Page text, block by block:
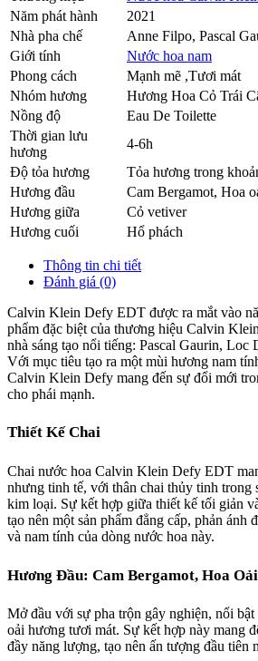
Năm phát hành
2021
Nhà pha chế
Anne Filpo, Pascal
Giới tính
Nước hoa nam
Phong cách
Mạnh mẽ ,Tươi mát
Nhóm hương
Hương Hoa Cỏ Trái
Nồng độ
Eau De Toilette
Thời gian lưu
hương
4-6h
Độ tỏa hương
Tỏa hương trong
Hương đầu
Cam Bergamot, Hoa
Hương giữa
Cỏ vetiver
Hương cuối
Hổ phách
Thông tin chi tiết
Đánh giá (0)
Calvin Klein Defy EDT được ra mắt vào
phẩm đặc biệt của thương hiệu Calvin
nhà sáng tạo nổi tiếng: Pascal Gaurin, Loc
Với mục tiêu tạo ra một mùi hương nam
Calvin Klein Defy mang đến sự đổi mới
cho phái mạnh.
Thiết Kế Chai
Chai nước hoa Calvin Klein Defy EDT
nhưng tinh tế, với thân chai thủy tinh trong
kim loại. Sự kết hợp giữa thiết kế tối giản
tạo nên một sản phẩm đẳng cấp, phản ánh
và nam tính của dòng nước hoa này.
Hương Đầu: Cam Bergamot, Hoa
Mở đầu với sự pha trộn gây nghiện, nổi bật
oải hương tươi mát. Sự kết hợp này mang
đầy năng lượng, tạo nên ấn tượng đầu tiên